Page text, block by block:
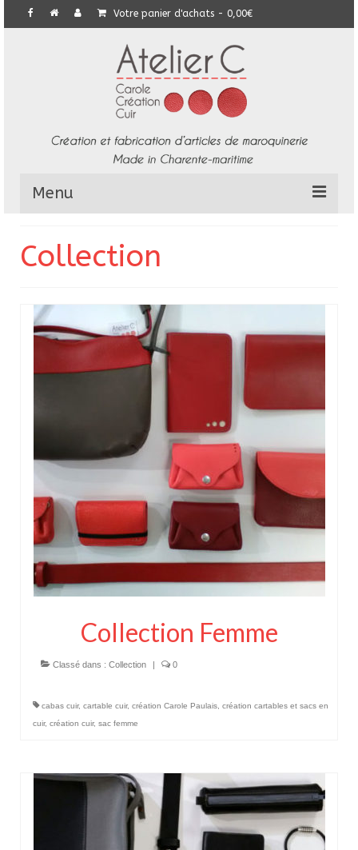
Votre panier d'achats - 0,00€
Menu
Collection
Commandes particulières
E-Boutique
Pour acheter
Collection
Collection Femme
Classé dans : Collection | 0
cabas cuir, cartable cuir, création Carole Paulais création cartables et sacs en
cuir, création cuir, sac femme